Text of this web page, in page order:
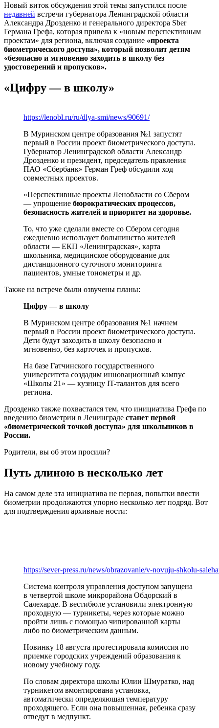
Новый виток обсуждения этой темы запустился после
недавней встречи губернатора Ленинградской области
Александра Дрозденко и генерального директора Sber
Германа Грефа, которая привела к «новым перспективным
проектам» для региона, включая создание «проекта
биометрического доступа», который позволит детям
«безопасно и мгновенно заходить в школу без
удостоверений и пропусков».
«Цифру — в школу»
https://lenobl.ru/ru/dlya-smi/news/90691/
В Муринском центре образования №1 запустят
первый в России проект биометрического доступа.
Губернатор Ленинградской области Александр
Дрозденко и президент, председатель правления
ПАО «Сбербанк» Герман Греф обсудили ход
совместных проектов.
«Перспективные проекты Ленобласти со Сбером
— упрощение бюрократических процессов,
безопасность жителей и приоритет на здоровье.
То, что уже сделали вместе со Сбером сегодня
ежедневно использует большинство жителей
области — ЕКП «Ленинградская», карта
школьника, медицинское оборудование для
дистанционного суточного мониторинга
пациентов, умные тонометры и др.
Также на встрече были озвучены планы:
Цифру — в школу
В Муринском центре образования №1 начнем
первый в России проект биометрического доступа.
Дети будут заходить в школу безопасно и
мгновенно, без карточек и пропусков.
На базе Гатчинского государственного
университета создадим инновационный кампус
«Школы 21» — кузницу IT-талантов для всего
региона.
Дрозденко также похвастался тем, что инициатива Грефа по
введению биометрии в Ленинграде станет первой
«биометрической точкой доступа» для школьников в
России.
Родители, вы об этом просили?
Путь длиною в несколько лет
На самом деле эта инициатива не первая, попытки ввести
биометрии продолжаются упорно несколько лет подряд. Вот
для подтверждения архивные ности:
https://sever-press.ru/news/obrazovanie/v-novuju-shkolu-
Система контроля управления доступом запущена
в четвертой школе микрорайона Обдорский в
Салехарде. В вестибюле установили электронную
проходную — турникеты, через которые можно
пройти лишь с помощью чипированной карты
либо по биометрическим данным.
Новинку 18 августа протестировала комиссия по
приемке городских учреждений образования к
новому учебному году.
По словам директора школы Юлии Шмуратко, над
турникетом вмонтирована установка,
автоматически определяющая температуру
проходящего. Если она повышенная, ребенка сразу
отведут в медпункт.